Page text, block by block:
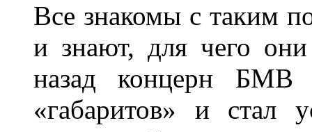
Все знакомы с таким
и знают, для чего
назад концерн БМВ
«габаритов» и стал